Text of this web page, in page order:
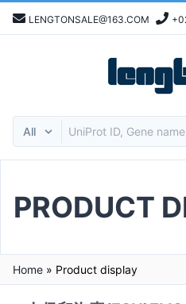
LENGTONSALE@163.COM
PRODUCT
Home » Product display